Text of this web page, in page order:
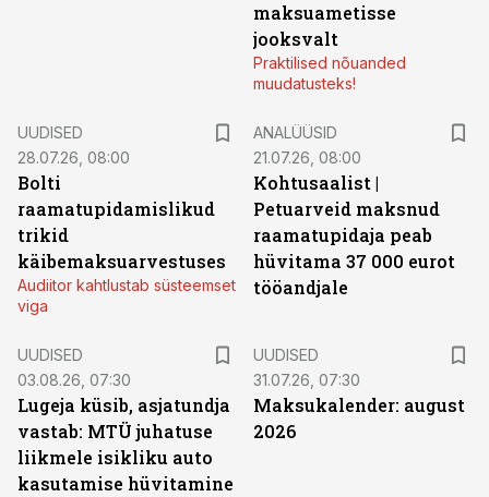
maksuametisse
jooksvalt
Praktilised nõuanded
muudatusteks!
UUDISED
28.07.26, 08:00
Bolti
raamatupidamislikud
trikid
käibemaksuarvestuses
Audiitor kahtlustab süsteemset
viga
ANALÜÜSID
21.07.26, 08:00
Kohtusaalist |
Petuarveid maksnud
raamatupidaja peab
hüvitama 37 000 eurot
tööandjale
UUDISED
03.08.26, 07:30
Lugeja küsib, asjatundja
vastab: MTÜ juhatuse
liikmele isikliku auto
kasutamise hüvitamine
UUDISED
31.07.26, 07:30
Maksukalender: august
2026